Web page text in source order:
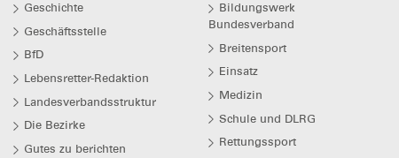
Geschichte
Geschäftsstelle
BfD
Lebensretter-Redaktion
Landesverbandsstruktur
Die Bezirke
Gutes zu berichten
Bildungswerk
Bundesverband
Breitensport
Einsatz
Medizin
Schule und DLRG
Rettungssport